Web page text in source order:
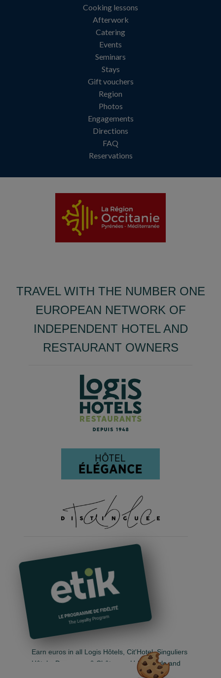
Cooking lessons
Afterwork
Catering
Events
Seminars
Stays
Gift vouchers
Region
Photos
Engagements
Directions
FAQ
Reservations
TRAVEL WITH THE NUMBER ONE
EUROPEAN NETWORK OF
INDEPENDENT HOTEL AND
RESTAURANT OWNERS
Earn euros in all Logis Hôtels, Cit'Hotel, Singuliers
Hôtels, Demeures & Châteaux, Urban Style and